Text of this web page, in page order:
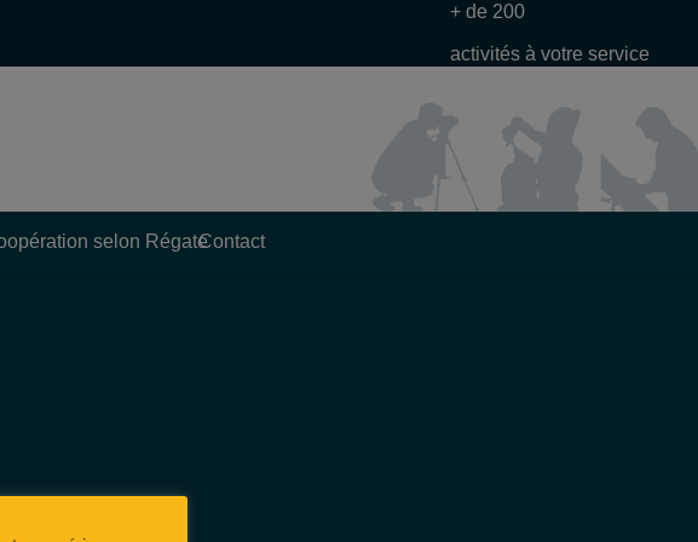
+ de 200
activités à votre service
selon RégateContact